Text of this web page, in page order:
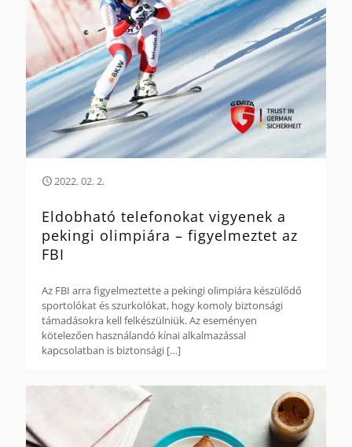
2022. 02. 2.
Eldobható telefonokat vigyenek a
pekingi olimpiára – figyelmeztet az
FBI
Az FBI arra figyelmeztette a pekingi olimpiára készülődő
sportolókat és szurkolókat, hogy komoly biztonsági
támadásokra kell felkészülniük. Az eseményen
kötelezően használandó kínai alkalmazással
kapcsolatban is biztonsági […]